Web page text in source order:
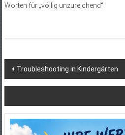
Worten für „völlig unzureichend“.
Beitragsnavigation
Troubleshooting in Kindergärten